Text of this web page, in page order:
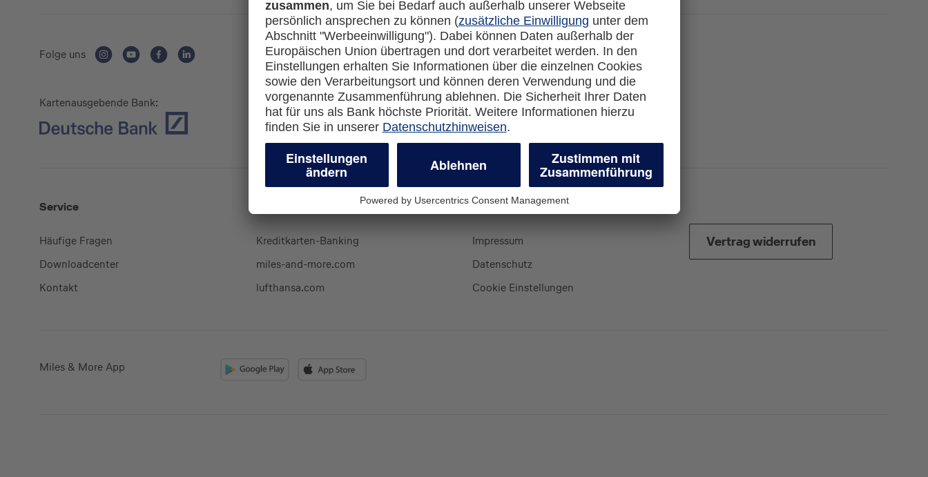
Folge uns
Kartenausgebende Bank:
Service
Häufige Fragen
Downloadcenter
Kontakt
Kreditkarten-Banking
miles-and-more.com
lufthansa.com
Rechtliches
Impressum
Datenschutz
Cookie Einstellungen
Vertrag widerrufen
Miles & More App